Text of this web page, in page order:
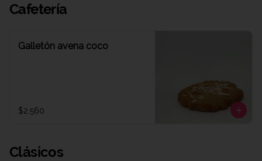
Cafetería
Galletón avena coco
$2.560
Clásicos